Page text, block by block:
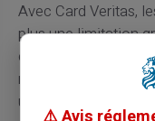
Avec Card Veritas,
plus une limitation
comptes. Selon vos
nos différentes
un usage quotidien,